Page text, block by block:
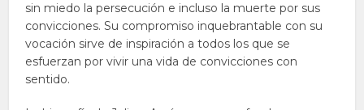
sin miedo la persecución e incluso la muerte por sus
convicciones. Su compromiso inquebrantable con su
vocación sirve de inspiración a todos los que se
esfuerzan por vivir una vida de convicciones con
sentido.